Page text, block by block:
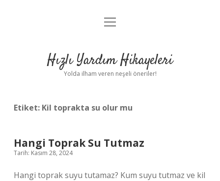
Anasayfa
Yasal Uyarı
menüyü
Hızlı Yardım Hikayeleri
Yolda ilham veren neşeli öneriler!
Etiket: Kil toprakta su olur mu
Hangi Toprak Su Tutmaz
Tarih: Kasım 28, 2024
Hangi toprak suyu tutamaz? Kum suyu tutmaz ve kil